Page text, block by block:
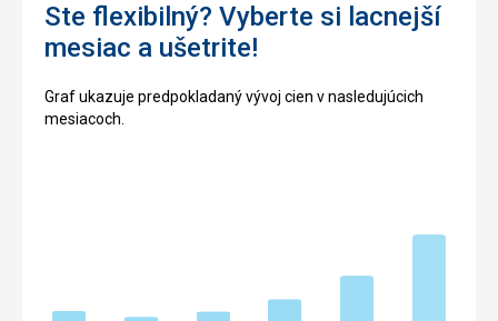
Ste flexibilný? Vyberte si lacnejší
mesiac a ušetrite!
Graf ukazuje predpokladaný vývoj cien v nasledujúcich
mesiacoch.